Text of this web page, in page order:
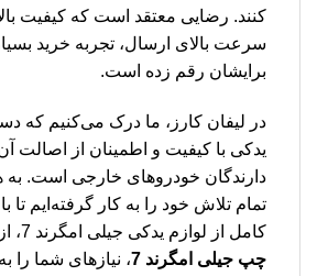
کنند. رضایی معتقد است که کیفیت
سرعت بالای ارسال، تجربه خرید
برایشان رقم زده است.
در لیفان کارز، ما درک می‌کنیم که
یدکی با کیفیت و اطمینان از اصالت
دارندگان خودروهای خارجی است. به
تمام تلاش خود را به کار گرفته‌ایم تا
کامل از لوازم یدکی جیلی امگرند 7، از جمله
چپ جیلی امگرند 7
، نیازهای شما را